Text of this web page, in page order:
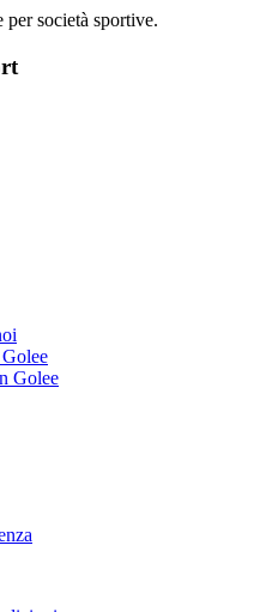
società sportive.
Golee